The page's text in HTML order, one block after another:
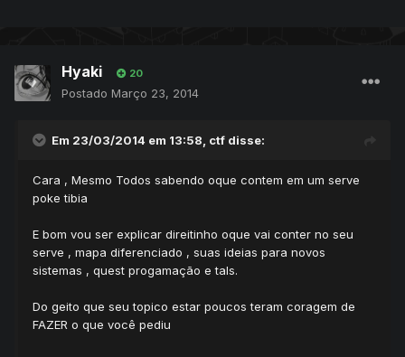
Hyaki 20
Postado Março 23, 2014
Em 23/03/2014 em 13:58, ctf disse:
Cara , Mesmo Todos sabendo oque contem em um serve
poke tibia
E bom vou ser explicar direitinho oque vai conter no seu
serve , mapa diferenciado , suas ideias para novos
sistemas , quest progamação e tals.
Do geito que seu topico estar poucos teram coragem de
FAZER o que você pediu